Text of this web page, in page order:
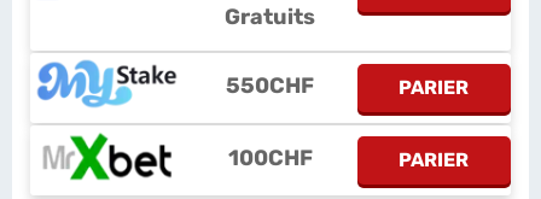
Gratuits
550CHF PARIER
100CHF PARIER